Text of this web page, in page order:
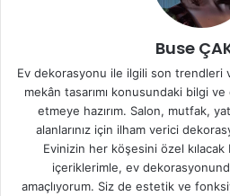
Buse
Ev dekorasyonu ile ilgili son trendleri
mekân tasarımı konusundaki bilgi
etmeye hazırım. Salon, mutfak,
alanlarınız için ilham verici
Evinizin her köşesini özel
içeriklerimle, ev
amaçlıyorum. Siz de estetik ve